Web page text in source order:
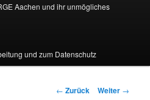
Aachen und ihr unmögliches
und zum Datenschutz
Beitragsnavigation
← Zurück Weiter →